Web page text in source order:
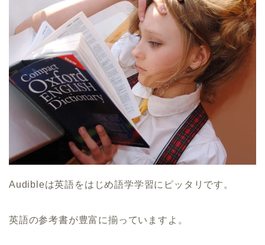
Audibleは英語をはじめ語学学習にピッタリです。
英語の参考書が豊富に揃っていますよ。